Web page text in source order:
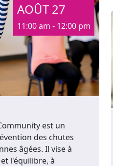
AOÛT 27
11:00 am - 12:00 pm
est un
des chutes
âgées. Il vise à
l'équilibre, à